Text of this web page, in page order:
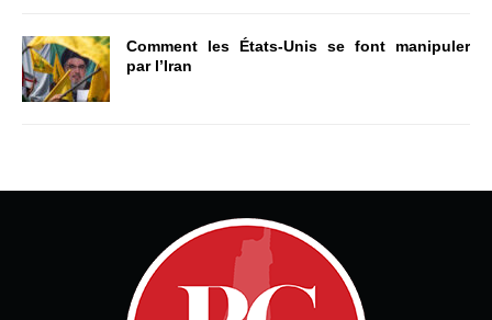
Comment les États-Unis se font manipuler
par l’Iran